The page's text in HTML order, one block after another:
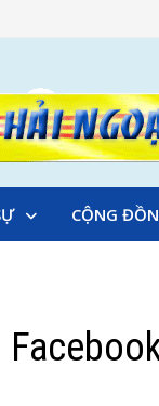
CỘNG